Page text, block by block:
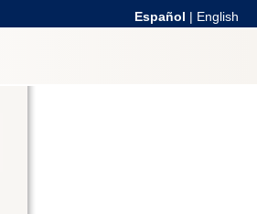
Español | English